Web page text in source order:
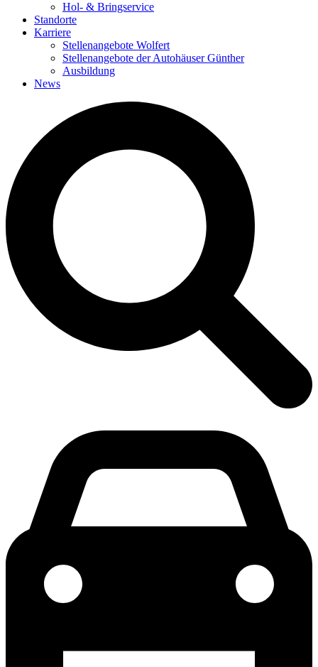
Hol- & Bringservice
Standorte
Karriere
Stellenangebote Wolfert
Stellenangebote der Autohäuser Günther
Ausbildung
News